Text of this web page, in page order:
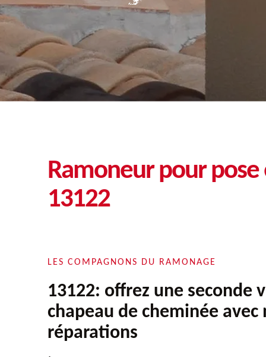
Ramoneur pour
13122
LES COMPAGNONS DU RAMONAGE
13122: offrez une seconde
chapeau de cheminée avec
réparations